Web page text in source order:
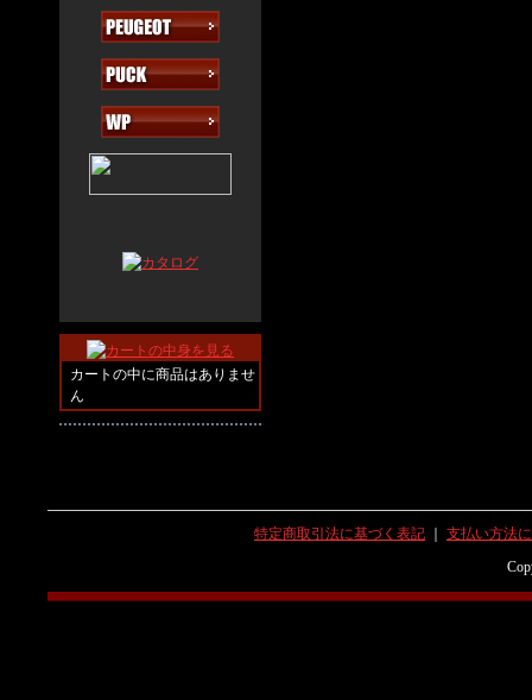
カートの中に商品はありませ
ん
特定商取引法に基づく表記
支払い方法